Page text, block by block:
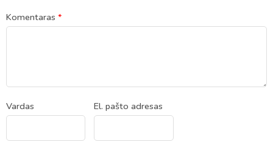
Komentaras *
Vardas El. pašto adresas